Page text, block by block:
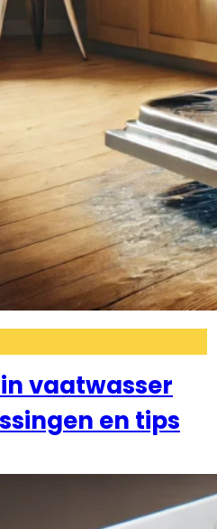
vaatwasser
en tips